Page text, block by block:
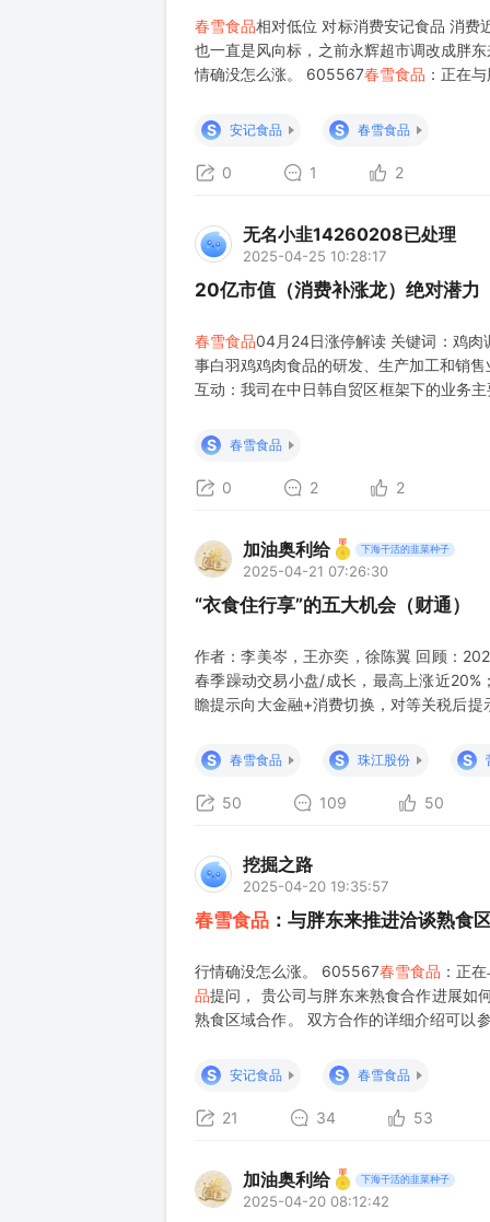
春雪食品相对低位 对标消费安记食品 消费
也一直是风向标，之前永辉超市调改成胖
情确没怎么涨。 605567春雪食品 ：正在
食区域
S 安记食品 S 春雪食品
0 1 2
无名小韭14260208已处理
2025-04-25 10:28:17
20亿市值（消费补涨龙）绝对潜力
春雪食品04月24日涨停解读 关键词：鸡肉
事白羽鸡鸡肉食品的研发、生产加工和销
互动：我司在中日韩自贸区框架下的业务
区域市
S 春雪食品
0 2 2
加油奥利给 下海干活的韭菜种子
2025-04-21 07:26:30
“衣食住行享”的五大机会（财通）
作者：李美岑，王亦奕，徐陈翼 回顾：
春季躁动交易小盘/成长，最高上涨近
瞻提示向大金融+消费切换，对等关税后
本周特朗普进一步表达期望对中欧日等地
策有望发
S 春雪食品 S 珠江股份 S
50 109 50
挖掘之路
2025-04-20 19:35:57
春雪食品 ：与胖东来推进洽谈熟食
行情确没怎么涨。 605567春雪食品 ：正
品提问， 贵公司与胖东来熟食合作进展如
熟食区域合作。 双方合作的详细介绍可以
确了其与胖东来在熟食区域合
S 安记食品 S 春雪食品
21 34 53
加油奥利给 下海干活的韭菜种子
2025-04-20 08:12:42